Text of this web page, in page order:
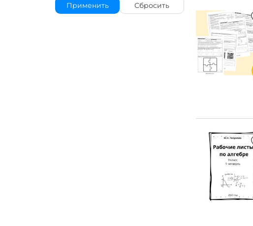
Применить Сбросить